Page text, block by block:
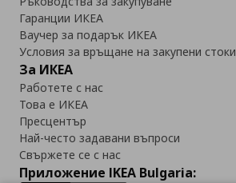
Гаранции ИКЕА
Ваучер за подарък ИКЕА
Условия за връщане на закупени стоки
За ИКЕА
Работете с нас
Това е ИКЕА
Пресцентър
Най-често задавани въпроси
Свържете се с нас
Приложение IKEA Bulgaria: